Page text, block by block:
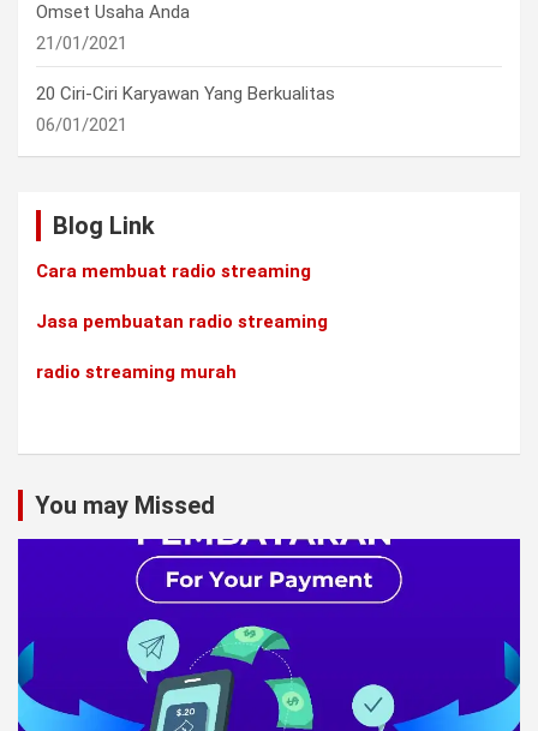
Omset Usaha Anda
21/01/2021
20 Ciri-Ciri Karyawan Yang Berkualitas
06/01/2021
Blog Link
Cara membuat radio streaming
Jasa pembuatan radio streaming
radio streaming murah
You may Missed